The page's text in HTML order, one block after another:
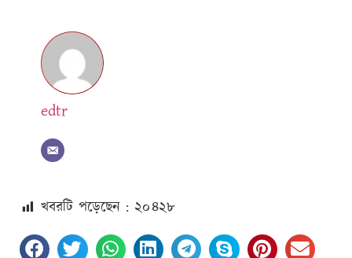
edtr
খবরটি পড়েছেন : ২০৪২৮